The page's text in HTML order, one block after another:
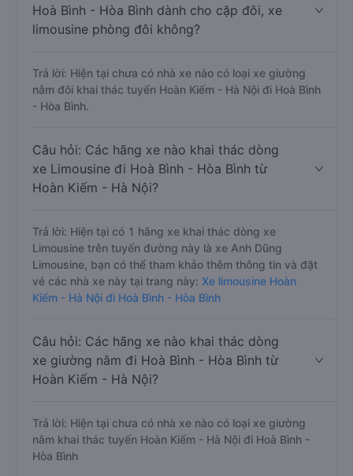
Hoà Bình - Hòa Bình dành cho cặp đôi, xe
limousine phòng đôi không?
Trả lời: Hiện tại chưa có nhà xe nào có loại xe giường
nằm đôi khai thác tuyến Hoàn Kiếm - Hà Nội đi Hoà Bình
- Hòa Bình.
Câu hỏi: Các hãng xe nào khai thác dòng
xe Limousine đi Hoà Bình - Hòa Bình từ
Hoàn Kiếm - Hà Nội?
Trả lời: Hiện tại có 1 hãng xe khai thác dòng xe
Limousine trên tuyến đường này là xe Anh Dũng
Limousine, bạn có thể tham khảo thêm thông tin và đặt
vé các nhà xe này tại trang này: Xe limousine Hoàn
Kiếm - Hà Nội đi Hoà Bình - Hòa Bình
Câu hỏi: Các hãng xe nào khai thác dòng
xe giường nằm đi Hoà Bình - Hòa Bình từ
Hoàn Kiếm - Hà Nội?
Trả lời: Hiện tại chưa có nhà xe nào có loại xe giường
nằm khai thác tuyến Hoàn Kiếm - Hà Nội đi Hoà Bình -
Hòa Bình